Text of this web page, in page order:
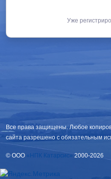
Уже
Все права защищены. Любое
сайта разрешено с обязательным
© OOO «НПК Катарсис» 2000-2026